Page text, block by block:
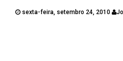
sexta-feira, setembro 24, 2010